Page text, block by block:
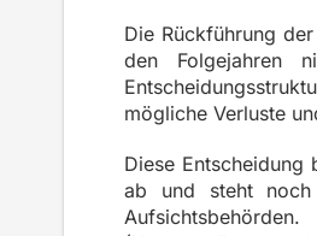
Die Rückführung
den Folgejahren
mögliche Verluste
Diese
ab und steht noch